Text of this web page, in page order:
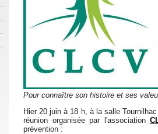
Pour connaître son histoire et ses
Hier 20 juin à 18 h, à la salle
réunion organisée par l'association
prévention :